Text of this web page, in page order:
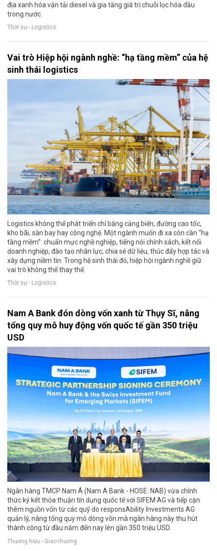
địa xanh hóa vận tải diesel và gia tăng giá trị chuỗi lọc hóa dầu
trong nước.
Thời sự - Logistics
Vai trò Hiệp hội ngành nghề: “hạ tầng mềm” của hệ
sinh thái logistics
Logistics không thể phát triển chỉ bằng cảng biển, đường cao tốc,
kho bãi, sân bay hay công nghệ. Một ngành muốn đi xa còn cần “hạ
tầng mềm”: chuẩn mực nghề nghiệp, tiếng nói chính sách, kết nối
doanh nghiệp, đào tạo nhân lực, chia sẻ dữ liệu, thúc đẩy hợp tác và
xây dựng niềm tin. Trong hệ sinh thái đó, hiệp hội ngành nghề giữ
vai trò không thể thay thế.
Thời sự - Logistics
Nam A Bank đón dòng vốn xanh từ Thụy Sĩ, nâng
tổng quy mô huy động vốn quốc tế gần 350 triệu
USD
Ngân hàng TMCP Nam Á (Nam A Bank - HOSE: NAB) vừa chính
thức ký kết thỏa thuận tín dụng quốc tế với SIFEM AG và tiếp cận
thêm nguồn vốn từ các quỹ do responsAbility Investments AG
quản lý, nâng tổng quy mô dòng vốn mà ngân hàng này thu hút
thành công từ đầu năm đến nay lên gần 350 triệu USD.
Thương hiệu - Giao thương